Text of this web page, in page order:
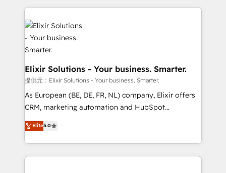
HIPAA-aware; CASL-compliant; GDPR-ready
implementations where required 💡 Why 500+
Clients Choose Us: Elite Partner; technical, fast, and
applications of our solutions; Technical HubSpot
Consulting, Content Marketing, Growth-Driven
Design, Migrations + Integrations. Mole Street’s
mission is empowering others to realize their
greatness, which is achieved through creating
absolute clarity, derived from a well-defined
strategy, executed well, and reported on with clear
results. The culture is driven by core values; Joy, Grit,
Accountability, Curiosity, Authenticity, Growth
collective good of the company and its clientele, and
dedicated to breaking the mold from the agency of
Elixir Solutions - Your business. Smarter.
提供元：Elixir Solutions - Your business. Smarter.
As European (BE, DE, FR, NL) company, Elixir offers
CRM, marketing automation and HubSpot
integration products and services to mid-market
and enterprise customers. We ensure that your sales,
service and marketing department operates in the
most effective way, while at the same time
Elite5.0